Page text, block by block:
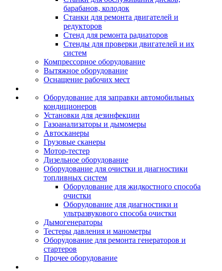
барабанов, колодок
Станки для ремонта двигателей и
редукторов
Стенд для ремонта радиаторов
Стенды для проверки двигателей и их
систем
Компрессорное оборудование
Вытяжное оборудование
Оснащение рабочих мест
Оборудование для заправки автомобильных
кондиционеров
Установки для дезинфекции
Газоанализаторы и дымомеры
Автосканеры
Грузовые сканеры
Мотор-тестер
Дизельное оборудование
Оборудование для очистки и диагностики
топливных систем
Оборудование для жидкостного способа
очистки
Оборудование для диагностики и
ультразвукового способа очистки
Дымогенераторы
Тестеры давления и манометры
Оборудование для ремонта генераторов и
стартеров
Прочее оборудование